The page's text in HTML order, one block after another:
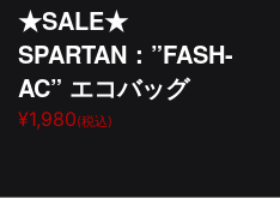
★SALE★
SPARTAN：”FASH-
AC” エコバッグ
¥1,980(税込)